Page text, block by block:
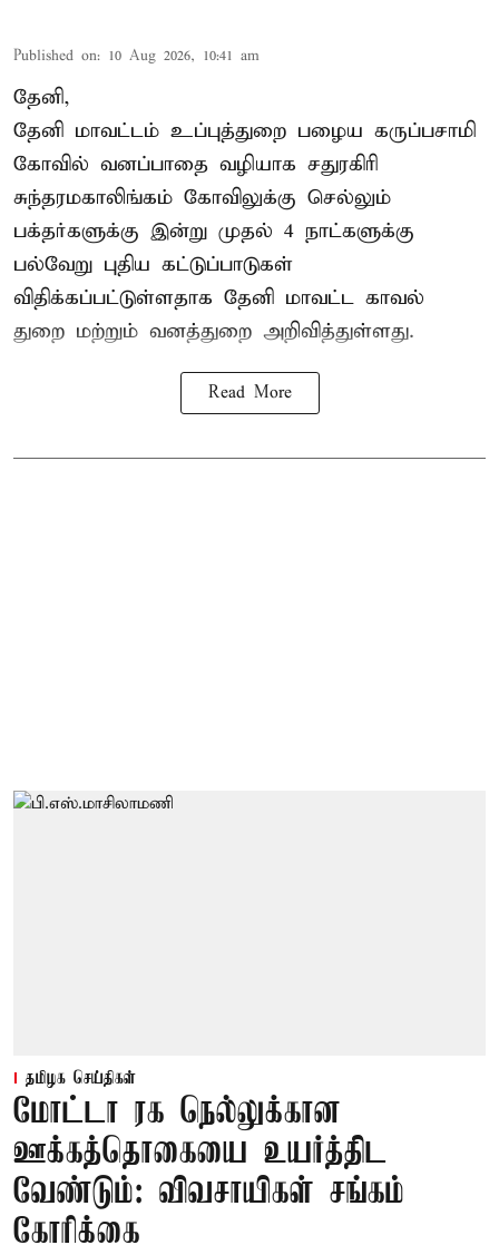
Published on: 10 Aug 2026, 10:41 am
தேனி,
தேனி மாவட்டம் உப்புத்துறை பழைய கருப்பசாமி
கோவில் வனப்பாதை வழியாக சதுரகிரி
சுந்தரமகாலிங்கம் கோவிலுக்கு செல்லும்
பக்தர்களுக்கு இன்று முதல் 4 நாட்களுக்கு
பல்வேறு புதிய கட்டுப்பாடுகள்
விதிக்கப்பட்டுள்ளதாக தேனி மாவட்ட காவல்
துறை மற்றும் வனத்துறை அறிவித்துள்ளது.
Read More
தமிழக செய்திகள்
மோட்டா ரக நெல்லுக்கான
ஊக்கத்தொகையை உயர்த்திட
வேண்டும்: விவசாயிகள் சங்கம்
கோரிக்கை